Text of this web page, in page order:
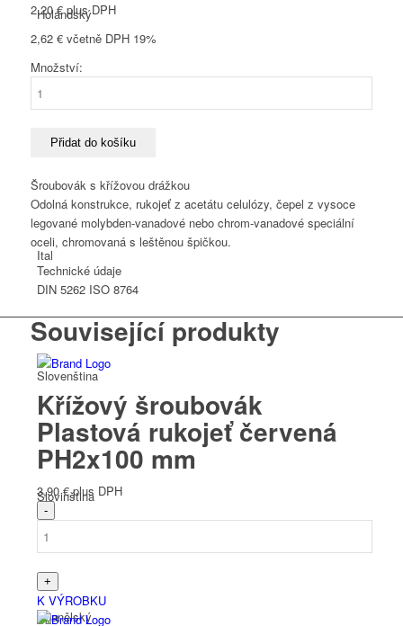
Holandský
Francouzština
Ital
Slovenština
Slovinština
Španělský
2,20€plus DPH
2,62 €včetně DPH 19%
Množství:
rukojeť
PH1x80
mm
množství
Přidat do košíku
Šroubovák s křížovou drážkou
Odolná konstrukce, rukojeť z acetátu celulózy, čepel z vysoce
legované molybden-vanadové nebo chrom-vanadové speciální
oceli, chromovaná s leštěnou špičkou.
Technické údaje
DIN 5262 ISO 8764
Související produkty
Křížový šroubovák
Plastová rukojeť červená
PH2x100 mm
3,90€ plus DPH
K VÝROBKU